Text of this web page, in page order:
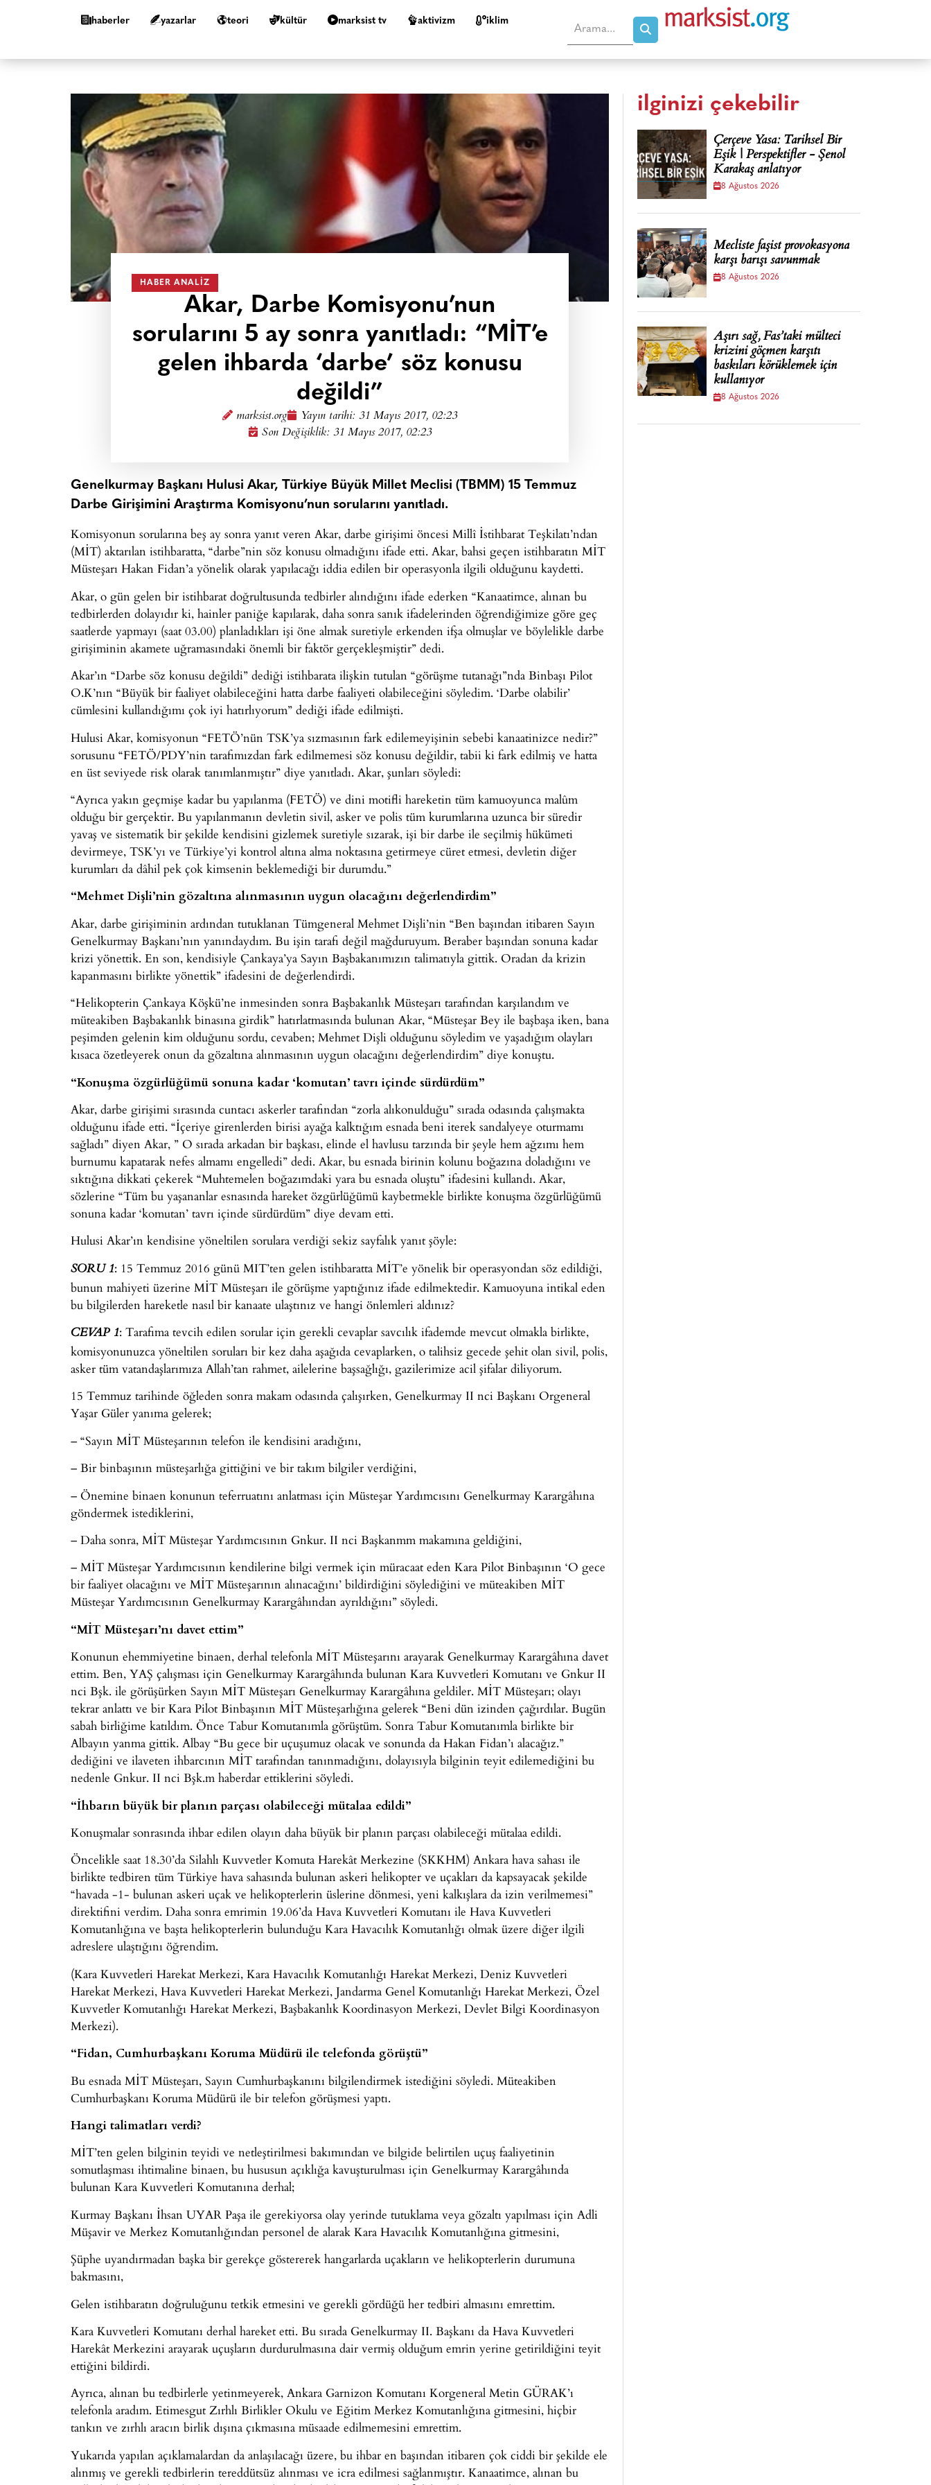
haberler yazarlar teori kültür marksist tv aktivizm i̇klim
HABER ANALIZ
Akar, Darbe Komisyonu’nun
sorularını 5 ay sonra yanıtladı: “MİT’e
gelen ihbarda ‘darbe’ söz konusu
değildi”
marksist.org Yayın tarihi: 31 Mayıs 2017, 02:23
Son Değişiklik: 31 Mayıs 2017, 02:23
Genelkurmay Başkanı Hulusi Akar, Türkiye Büyük Millet Meclisi (TBMM) 15 Temmuz
Darbe Girişimini Araştırma Komisyonu’nun sorularını yanıtladı.
Komisyonun sorularına beş ay sonra yanıt veren Akar, darbe girişimi öncesi Millî İstihbarat Teşkilatı’ndan
(MİT) aktarılan istihbaratta, “darbe”nin söz konusu olmadığını ifade etti. Akar, bahsi geçen istihbaratın MİT
Müsteşarı Hakan Fidan’a yönelik olarak yapılacağı iddia edilen bir operasyonla ilgili olduğunu kaydetti.
Akar, o gün gelen bir istihbarat doğrultusunda tedbirler alındığını ifade ederken “Kanaatimce, alınan bu
tedbirlerden dolayıdır ki, hainler paniğe kapılarak, daha sonra sanık ifadelerinden öğrendiğimize göre geç
saatlerde yapmayı (saat 03.00) planladıkları işi öne almak suretiyle erkenden ifşa olmuşlar ve böylelikle darbe
girişiminin akamete uğramasındaki önemli bir faktör gerçekleşmiştir” dedi.
Akar’ın “Darbe söz konusu değildi” dediği istihbarata ilişkin tutulan “görüşme tutanağı”nda Binbaşı Pilot
O.K’nın “Büyük bir faaliyet olabileceğini hatta darbe faaliyeti olabileceğini söyledim. ‘Darbe olabilir’
cümlesini kullandığımı çok iyi hatırlıyorum” dediği ifade edilmişti.
Hulusi Akar, komisyonun “FETÖ’nün TSK’ya sızmasının fark edilemeyişinin sebebi kanaatinizce nedir?”
sorusunu “FETÖ/PDY’nin tarafımızdan fark edilmemesi söz konusu değildir, tabii ki fark edilmiş ve hatta
en üst seviyede risk olarak tanımlanmıştır” diye yanıtladı. Akar, şunları söyledi:
“Ayrıca yakın geçmişe kadar bu yapılanma (FETÖ) ve dini motifli hareketin tüm kamuoyunca malûm
olduğu bir gerçektir. Bu yapılanmanın devletin sivil, asker ve polis tüm kurumlarına uzunca bir süredir
yavaş ve sistematik bir şekilde kendisini gizlemek suretiyle sızarak, işi bir darbe ile seçilmiş hükümeti
devirmeye, TSK’yı ve Türkiye’yi kontrol altına alma noktasına getirmeye cüret etmesi, devletin diğer
kurumları da dâhil pek çok kimsenin beklemediği bir durumdu.”
“Mehmet Dişli’nin gözaltına alınmasının uygun olacağını değerlendirdim”
Akar, darbe girişiminin ardından tutuklanan Tümgeneral Mehmet Dişli’nin “Ben başından itibaren Sayın
Genelkurmay Başkanı’nın yanındaydım. Bu işin tarafı değil mağduruyum. Beraber başından sonuna kadar
krizi yönettik. En son, kendisiyle Çankaya’ya Sayın Başbakanımızın talimatıyla gittik. Oradan da krizin
kapanmasını birlikte yönettik” ifadesini de değerlendirdi.
“Helikopterin Çankaya Köşkü’ne inmesinden sonra Başbakanlık Müsteşarı tarafından karşılandım ve
müteakiben Başbakanlık binasına girdik” hatırlatmasında bulunan Akar, “Müsteşar Bey ile başbaşa iken, bana
peşimden gelenin kim olduğunu sordu, cevaben; Mehmet Dişli olduğunu söyledim ve yaşadığım olayları
kısaca özetleyerek onun da gözaltına alınmasının uygun olacağını değerlendirdim” diye konuştu.
“Konuşma özgürlüğümü sonuna kadar ‘komutan’ tavrı içinde sürdürdüm”
Akar, darbe girişimi sırasında cuntacı askerler tarafından “zorla alıkonulduğu” sırada odasında çalışmakta
olduğunu ifade etti. “İçeriye girenlerden birisi ayağa kalktığım esnada beni iterek sandalyeye oturmamı
sağladı” diyen Akar, ” O sırada arkadan bir başkası, elinde el havlusu tarzında bir şeyle hem ağzımı hem
burnumu kapatarak nefes almamı engelledi” dedi. Akar, bu esnada birinin kolunu boğazına doladığını ve
sıktığına dikkati çekerek “Muhtemelen boğazımdaki yara bu esnada oluştu” ifadesini kullandı. Akar,
sözlerine “Tüm bu yaşananlar esnasında hareket özgürlüğümü kaybetmekle birlikte konuşma özgürlüğümü
sonuna kadar ‘komutan’ tavrı içinde sürdürdüm” diye devam etti.
Hulusi Akar’ın kendisine yöneltilen sorulara verdiği sekiz sayfalık yanıt şöyle:
SORU 1: 15 Temmuz 2016 günü MIT’ten gelen istihbaratta MİT’e yönelik bir operasyondan söz edildiği,
bunun mahiyeti üzerine MİT Müsteşarı ile görüşme yaptığınız ifade edilmektedir. Kamuoyuna intikal eden
bu bilgilerden hareketle nasıl bir kanaate ulaştınız ve hangi önlemleri aldınız?
CEVAP 1: Tarafıma tevcih edilen sorular için gerekli cevaplar savcılık ifademde mevcut olmakla birlikte,
komisyonunuzca yöneltilen soruları bir kez daha aşağıda cevaplarken, o talihsiz gecede şehit olan sivil, polis,
asker tüm vatandaşlarımıza Allah’tan rahmet, ailelerine başsağlığı, gazilerimize acil şifalar diliyorum.
15 Temmuz tarihinde öğleden sonra makam odasında çalışırken, Genelkurmay II nci Başkanı Orgeneral
Yaşar Güler yanıma gelerek;
– “Sayın MİT Müsteşarının telefon ile kendisini aradığını,
– Bir binbaşının müsteşarlığa gittiğini ve bir takım bilgiler verdiğini,
– Önemine binaen konunun teferruatını anlatması için Müsteşar Yardımcısını Genelkurmay Karargâhına
göndermek istediklerini,
– Daha sonra, MİT Müsteşar Yardımcısının Gnkur. II nci Başkanmm makamına geldiğini,
– MİT Müsteşar Yardımcısının kendilerine bilgi vermek için müracaat eden Kara Pilot Binbaşının ‘O gece
bir faaliyet olacağını ve MİT Müsteşarının alınacağını’ bildirdiğini söylediğini ve müteakiben MİT
Müsteşar Yardımcısının Genelkurmay Karargâhından ayrıldığını” söyledi.
“MİT Müsteşarı’nı davet ettim”
Konunun ehemmiyetine binaen, derhal telefonla MİT Müsteşarını arayarak Genelkurmay Karargâhına davet
ettim. Ben, YAŞ çalışması için Genelkurmay Karargâhında bulunan Kara Kuvvetleri Komutanı ve Gnkur II
nci Bşk. ile görüşürken Sayın MİT Müsteşarı Genelkurmay Karargâhına geldiler. MİT Müsteşarı; olayı
tekrar anlattı ve bir Kara Pilot Binbaşının MİT Müsteşarlığına gelerek “Beni dün izinden çağırdılar. Bugün
sabah birliğime katıldım. Önce Tabur Komutanımla görüştüm. Sonra Tabur Komutanımla birlikte bir
Albayın yanma gittik. Albay “Bu gece bir uçuşumuz olacak ve sonunda da Hakan Fidan’ı alacağız.”
dediğini ve ilaveten ihbarcının MİT tarafından tanınmadığını, dolayısıyla bilginin teyit edilemediğini bu
nedenle Gnkur. II nci Bşk.m haberdar ettiklerini söyledi.
“İhbarın büyük bir planın parçası olabileceği mütalaa edildi”
Konuşmalar sonrasında ihbar edilen olayın daha büyük bir planın parçası olabileceği mütalaa edildi.
Öncelikle saat 18.30’da Silahlı Kuvvetler Komuta Harekât Merkezine (SKKHM) Ankara hava sahası ile
birlikte tedbiren tüm Türkiye hava sahasında bulunan askeri helikopter ve uçakları da kapsayacak şekilde
“havada -1- bulunan askeri uçak ve helikopterlerin üslerine dönmesi, yeni kalkışlara da izin verilmemesi”
direktifini verdim. Daha sonra emrimin 19.06’da Hava Kuvvetleri Komutanı ile Hava Kuvvetleri
Komutanlığına ve başta helikopterlerin bulunduğu Kara Havacılık Komutanlığı olmak üzere diğer ilgili
adreslere ulaştığını öğrendim.
(Kara Kuvvetleri Harekat Merkezi, Kara Havacılık Komutanlığı Harekat Merkezi, Deniz Kuvvetleri
Harekat Merkezi, Hava Kuvvetleri Harekat Merkezi, Jandarma Genel Komutanlığı Harekat Merkezi, Özel
Kuvvetler Komutanlığı Harekat Merkezi, Başbakanlık Koordinasyon Merkezi, Devlet Bilgi Koordinasyon
Merkezi).
“Fidan, Cumhurbaşkanı Koruma Müdürü ile telefonda görüştü”
Bu esnada MİT Müsteşarı, Sayın Cumhurbaşkanını bilgilendirmek istediğini söyledi. Müteakiben
Cumhurbaşkanı Koruma Müdürü ile bir telefon görüşmesi yaptı.
Hangi talimatları verdi?
MİT’ten gelen bilginin teyidi ve netleştirilmesi bakımından ve bilgide belirtilen uçuş faaliyetinin
somutlaşması ihtimaline binaen, bu hususun açıklığa kavuşturulması için Genelkurmay Karargâhında
bulunan Kara Kuvvetleri Komutanına derhal;
Kurmay Başkanı İhsan UYAR Paşa ile gerekiyorsa olay yerinde tutuklama veya gözaltı yapılması için Adli
Müşavir ve Merkez Komutanlığından personel de alarak Kara Havacılık Komutanlığına gitmesini,
Şüphe uyandırmadan başka bir gerekçe göstererek hangarlarda uçakların ve helikopterlerin durumuna
bakmasını,
Gelen istihbaratın doğruluğunu tetkik etmesini ve gerekli gördüğü her tedbiri almasını emrettim.
Kara Kuvvetleri Komutanı derhal hareket etti. Bu sırada Genelkurmay II. Başkanı da Hava Kuvvetleri
Harekât Merkezini arayarak uçuşların durdurulmasına dair vermiş olduğum emrin yerine getirildiğini teyit
ettiğini bildirdi.
Ayrıca, alınan bu tedbirlerle yetinmeyerek, Ankara Garnizon Komutanı Korgeneral Metin GÜRAK’ı
telefonla aradım. Etimesgut Zırhlı Birlikler Okulu ve Eğitim Merkez Komutanlığına gitmesini, hiçbir
tankın ve zırhlı aracın birlik dışına çıkmasına müsaade edilmemesini emrettim.
Yukarıda yapılan açıklamalardan da anlaşılacağı üzere, bu ihbar en başından itibaren çok ciddi bir şekilde ele
alınmış ve gerekli tedbirlerin tereddütsüz alınması ve icra edilmesi sağlanmıştır. Kanaatimce, alınan bu
ilginizi çekebilir
Çerçeve Yasa: Tarihsel Bir
Eşik | Perspektifler - Şenol
Karakaş anlatıyor
8 Ağustos 2026
Mecliste faşist provokasyona
karşı barışı savunmak
8 Ağustos 2026
Aşırı sağ, Fas’taki mülteci
krizini göçmen karşıtı
baskıları körüklemek için
kullanıyor
8 Ağustos 2026